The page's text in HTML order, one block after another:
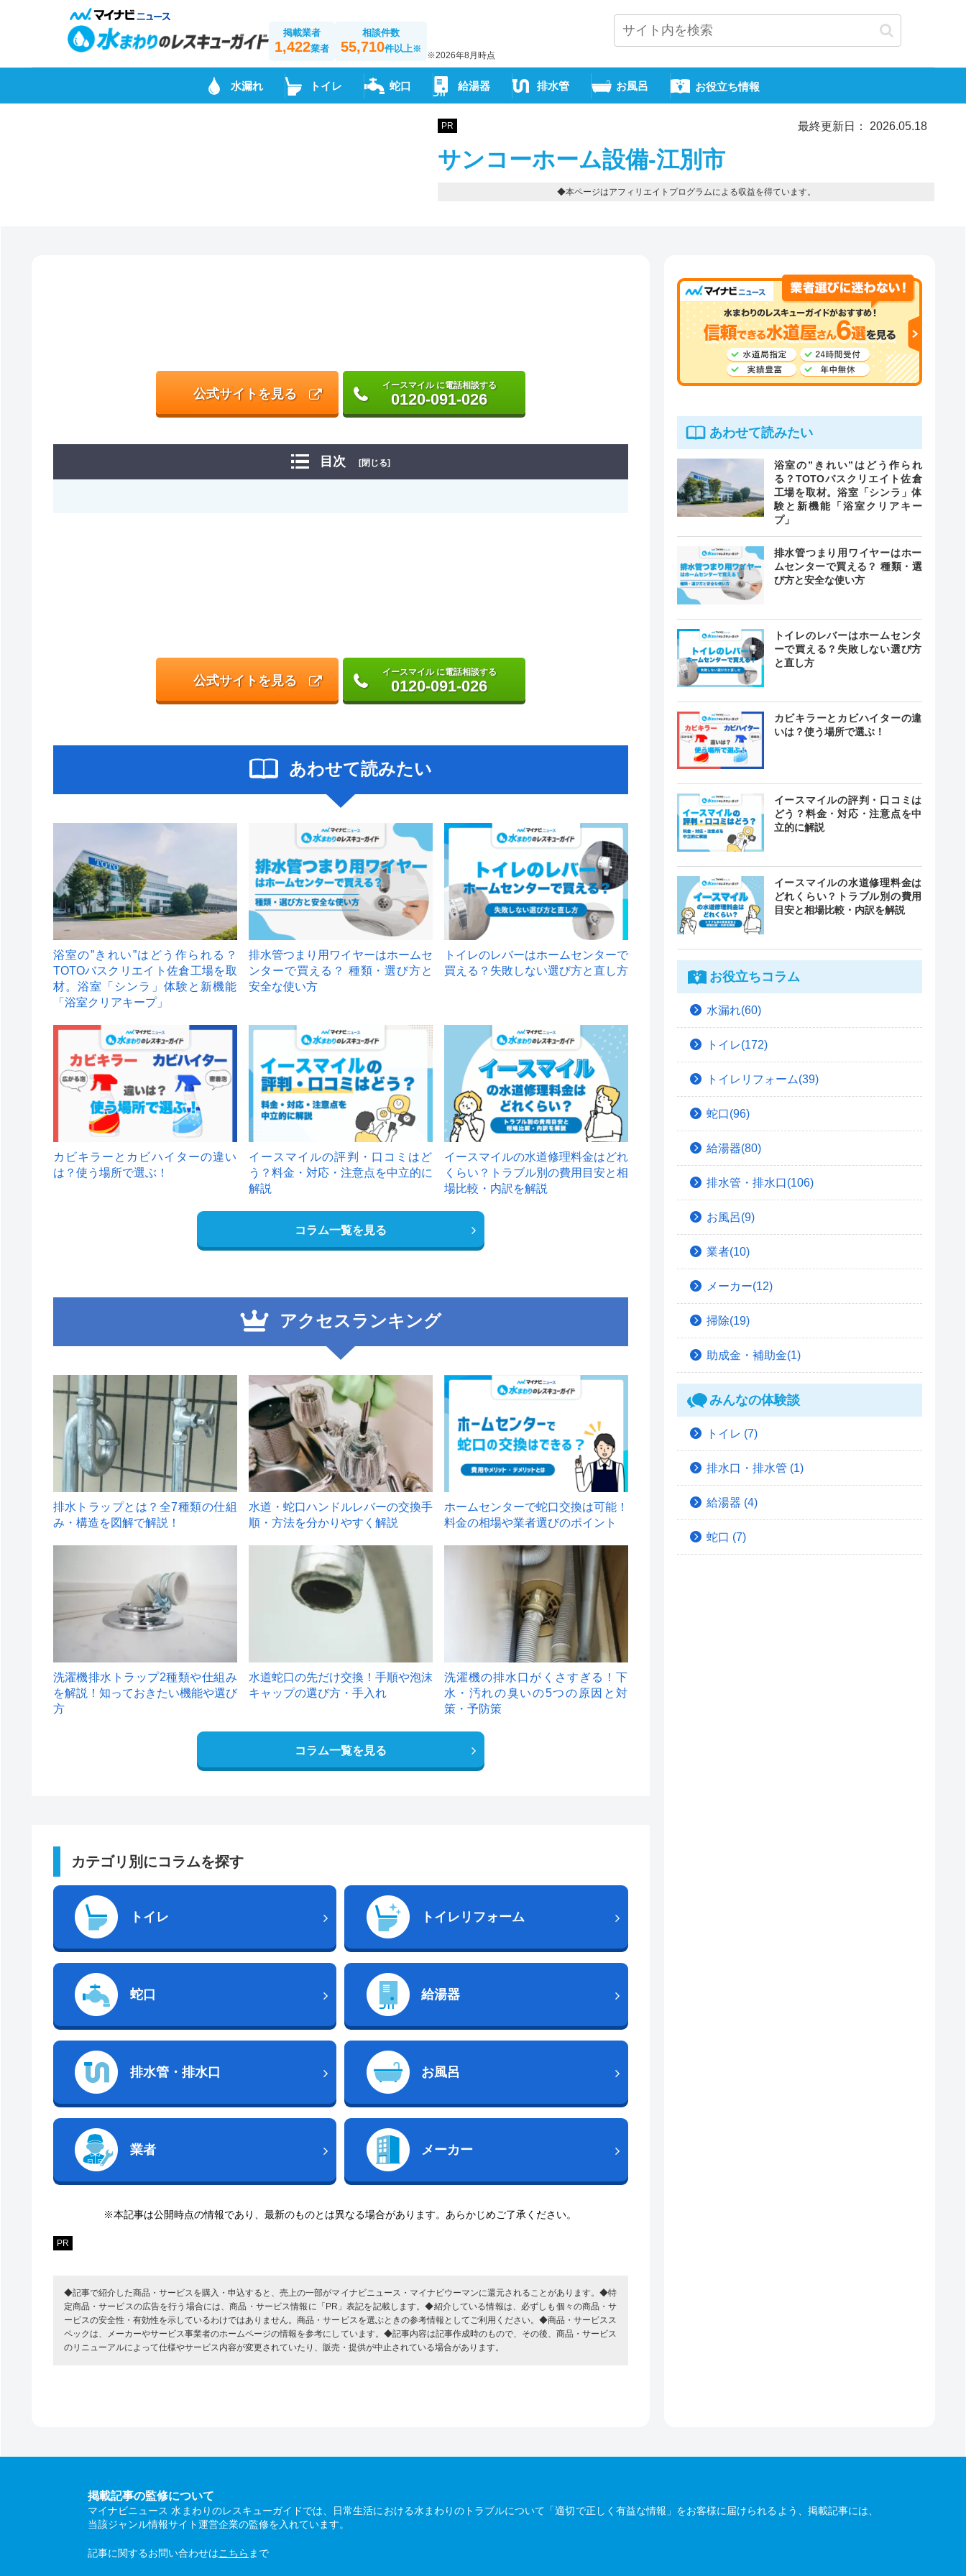
掲載業者
1,422業者
相談件数
55,710件以上※
※2026年8月時点
水漏れ トイレ 蛇口 給湯器 排水管 お風呂 お役立ち情報
PR 最終更新日： 2026.05.18
サンコーホーム設備-江別市
◆本ページはアフィリエイトプログラムによる収益を得ています。
公式サイトを見る
イースマイル に電話相談する
0120-091-026
目次 [閉じる]
公式サイトを見る
イースマイル に電話相談する
0120-091-026
あわせて読みたい
浴室の”きれい”はどう作られる？
TOTOバスクリエイト佐倉工場を取
材。浴室「シンラ」体験と新機能
「浴室クリアキープ」
排水管つまり用ワイヤーはホームセ
ンターで買える？ 種類・選び方と
安全な使い方
トイレのレバーはホームセンターで
買える？失敗しない選び方と直し方
カビキラーとカビハイターの違い
は？使う場所で選ぶ！
イースマイルの評判・口コミはど
う？料金・対応・注意点を中立的に
解説
イースマイルの水道修理料金はどれ
くらい？トラブル別の費用目安と相
場比較・内訳を解説
コラム一覧を見る
アクセスランキング
1
排水トラップとは？全7種類の仕組
み・構造を図解で解説！
2
水道・蛇口ハンドルレバーの交換手
順・方法を分かりやすく解説
ホームセンターで蛇口交換は可能！
料金の相場や業者選びのポイント
洗濯機排水トラップ2種類や仕組み
を解説！知っておきたい機能や選び
方
水道蛇口の先だけ交換！手順や泡沫
キャップの選び方・手入れ
洗濯機の排水口がくさすぎる！下
水・汚れの臭いの5つの原因と対
策・予防策
コラム一覧を見る
カテゴリ別にコラムを探す
トイレ トイレリフォーム
蛇口 給湯器
排水管・排水口 お風呂
業者 メーカー
※本記事は公開時点の情報であり、最新のものとは異なる場合があります。あらかじめご了承ください。
PR
◆記事で紹介した商品・サービスを購入・申込すると、売上の一部がマイナビニュース・マイナビウーマンに還元されることがあります。◆特
定商品・サービスの広告を行う場合には、商品・サービス情報に「PR」表記を記載します。◆紹介している情報は、必ずしも個々の商品・サ
ービスの安全性・有効性を示しているわけではありません。商品・サービスを選ぶときの参考情報としてご利用ください。◆商品・サービスス
ペックは、メーカーやサービス事業者のホームページの情報を参考にしています。◆記事内容は記事作成時のもので、その後、商品・サービス
のリニューアルによって仕様やサービス内容が変更されていたり、販売・提供が中止されている場合があります。
あわせて読みたい
浴室の”きれい”はどう作られ
る？TOTOバスクリエイト佐倉
工場を取材。浴室「シンラ」体
験と新機能「浴室クリアキー
プ」
排水管つまり用ワイヤーはホー
ムセンターで買える？ 種類・選
び方と安全な使い方
トイレのレバーはホームセンタ
ーで買える？失敗しない選び方
と直し方
カビキラーとカビハイターの違
いは？使う場所で選ぶ！
イースマイルの評判・口コミは
どう？料金・対応・注意点を中
立的に解説
イースマイルの水道修理料金は
どれくらい？トラブル別の費用
目安と相場比較・内訳を解説
お役立ちコラム
水漏れ(60)
トイレ(172)
トイレリフォーム(39)
蛇口(96)
給湯器(80)
排水管・排水口(106)
お風呂(9)
業者(10)
メーカー(12)
掃除(19)
助成金・補助金(1)
みんなの体験談
トイレ (7)
排水口・排水管 (1)
給湯器 (4)
蛇口 (7)
掲載記事の監修について
マイナビニュース 水まわりのレスキューガイドでは、日常生活における水まわりのトラブルについて「適切で正しく有益な情報」をお客様に届けられるよう、掲載記事には、
当該ジャンル情報サイト運営企業の監修を入れています。
記事に関するお問い合わせはこちら まで